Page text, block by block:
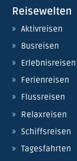
Reisewelten
Aktivreisen
Busreisen
Erlebnisreisen
Ferienreisen
Flussreisen
Relaxreisen
Schiffsreisen
Tagesfahrten